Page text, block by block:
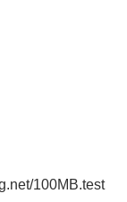
100MB.test